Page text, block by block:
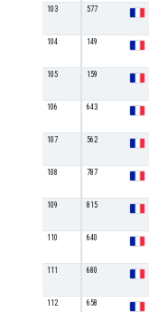
103 577
104 149
105 159
106 643
107 562
108 787
109 815
110 640
111 680
112 658